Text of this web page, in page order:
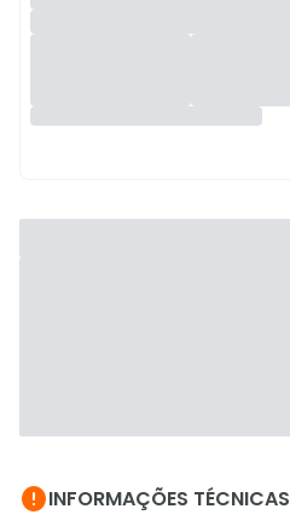
INFORMAÇÕES TÉCNICAS